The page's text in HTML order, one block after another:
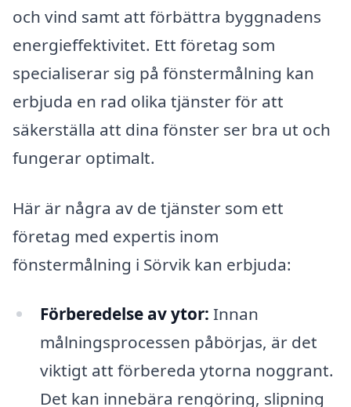
och vind samt att förbättra byggnadens
energieffektivitet. Ett företag som
specialiserar sig på fönstermålning kan
erbjuda en rad olika tjänster för att
säkerställa att dina fönster ser bra ut och
fungerar optimalt.
Här är några av de tjänster som ett
företag med expertis inom
fönstermålning i Sörvik kan erbjuda:
Förberedelse av ytor: Innan
målningsprocessen påbörjas, är det
viktigt att förbereda ytorna noggrant.
Det kan innebära rengöring, slipning